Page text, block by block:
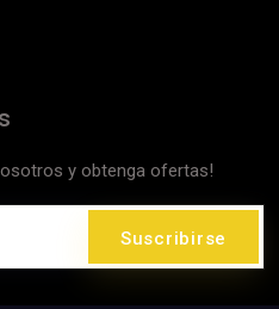
y obtenga ofertas!
Suscribirse